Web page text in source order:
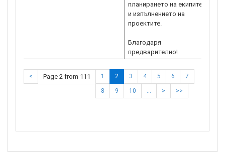
планирането на екипите
и изпълнението на
проектите.
Благодаря
предварително!
< Page 2 from 111 1 2 3 4 5 6 7
8 9 10 … > >>